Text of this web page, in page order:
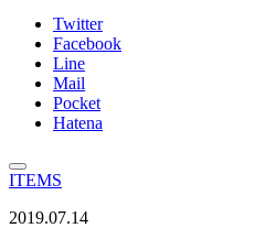
Twitter
Facebook
Line
Mail
Pocket
Hatena
ITEMS
2019.07.14